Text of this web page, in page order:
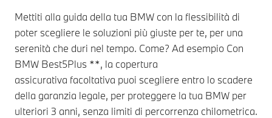
Mettiti alla guida della tua BMW con la flessibilità di
poter scegliere le soluzioni più giuste per te, per una
serenità che duri nel tempo. Come? Ad esempio Con
BMW Best5Plus **, la copertura
assicurativa facoltativa puoi scegliere entro lo scadere
della garanzia legale, per proteggere la tua BMW per
ulteriori 3 anni, senza limiti di percorrenza chilometrica.